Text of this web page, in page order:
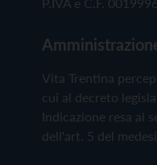
Vita Trentina
cui al decreto
Indicazione resa ai
dell'art. 5 del